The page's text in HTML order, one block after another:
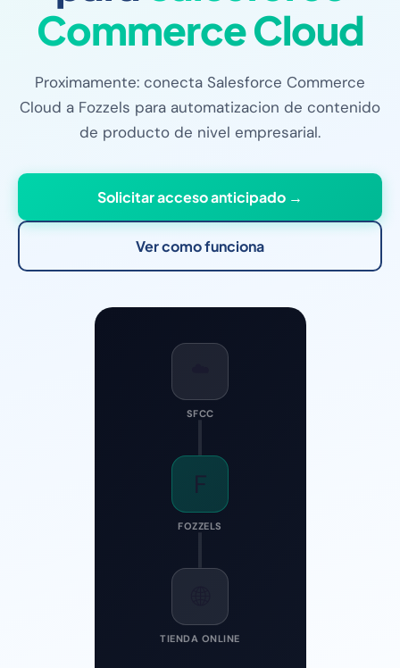
Commerce Cloud
Proximamente: conecta Salesforce Commerce
Cloud a Fozzels para automatizacion de contenido
de producto de nivel empresarial.
Solicitar acceso anticipado →
Ver como funciona
SFCC
F
FOZZELS
TIENDA ONLINE